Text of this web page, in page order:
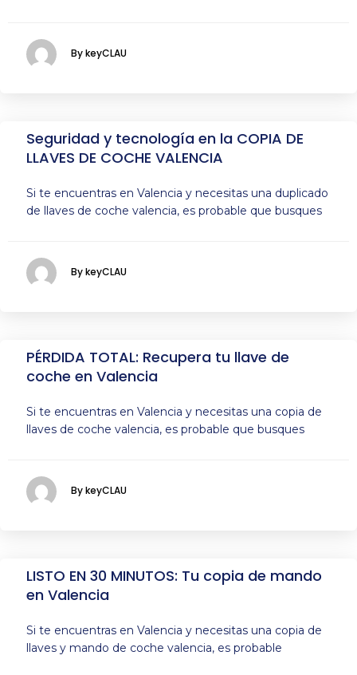
By keyCLAU
Seguridad y tecnología en la COPIA DE
LLAVES DE COCHE VALENCIA
Si te encuentras en Valencia y necesitas una duplicado
de llaves de coche valencia, es probable que busques
By keyCLAU
PÉRDIDA TOTAL: Recupera tu llave de
coche en Valencia
Si te encuentras en Valencia y necesitas una copia de
llaves de coche valencia, es probable que busques
By keyCLAU
LISTO EN 30 MINUTOS: Tu copia de mando
en Valencia
Si te encuentras en Valencia y necesitas una copia de
llaves y mando de coche valencia, es probable